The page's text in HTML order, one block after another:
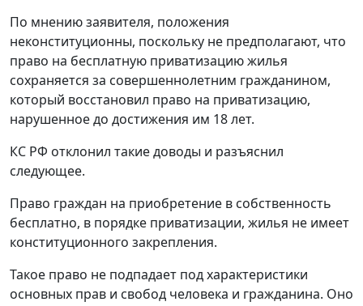
По мнению заявителя, положения
неконституционны, поскольку не предполагают, что
право на бесплатную приватизацию жилья
сохраняется за совершеннолетним гражданином,
который восстановил право на приватизацию,
нарушенное до достижения им 18 лет.
КС РФ отклонил такие доводы и разъяснил
следующее.
Право граждан на приобретение в собственность
бесплатно, в порядке приватизации, жилья не имеет
конституционного закрепления.
Такое право не подпадает под характеристики
основных прав и свобод человека и гражданина. Оно